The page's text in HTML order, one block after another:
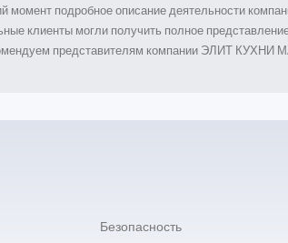
момент подробное описание деятельности
клиенты могли получить полное
представителям компании ЭЛИТ
Безопасность